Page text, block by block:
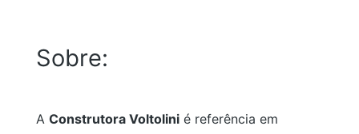
Sobre:
A Construtora Voltolini é referência em